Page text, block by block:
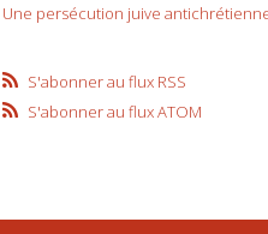
Une persécution juive
S'abonner au flux RSS
S'abonner au flux ATOM